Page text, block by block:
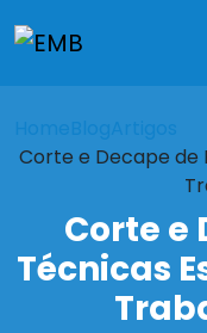
Home Blog
Artigos
Corte e Decape de
Corte e
Técnicas